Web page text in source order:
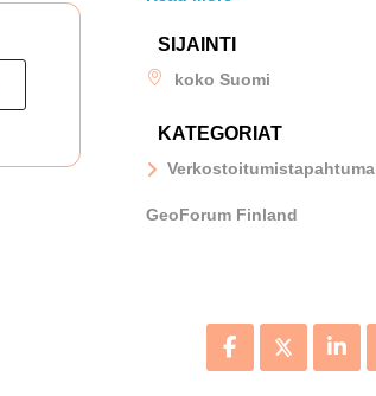
SIJAINTI
koko Suomi
KATEGORIAT
Verkostoitumistapahtuma
GeoForum Finland